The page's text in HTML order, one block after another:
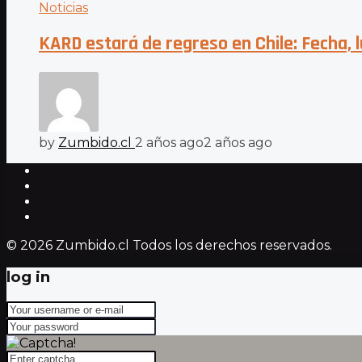
Noticias
KARD estará de regreso en Chile:
by Zumbido.cl 2 años ago2 años ago
© 2026 Zumbido.cl Todos los derechos reservados.
log in